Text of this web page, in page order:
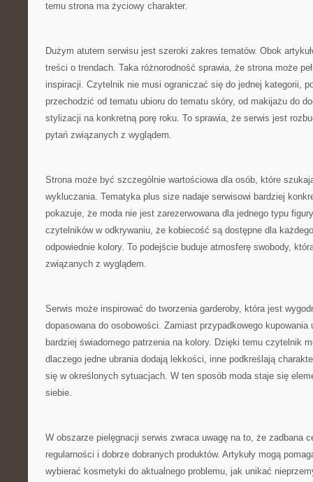
temu strona ma życiowy charakter.
Dużym atutem serwisu jest szeroki zakres tematów. Obok
treści o trendach. Taka różnorodność sprawia, że strona może
inspiracji. Czytelnik nie musi ograniczać się do jednej kategorii,
przechodzić od tematu ubioru do tematu skóry, od makijażu do
stylizacji na konkretną porę roku. To sprawia, że serwis jest
pytań związanych z wyglądem.
Strona może być szczególnie wartościowa dla osób, które
wykluczania. Tematyka plus size nadaje serwisowi bardziej
pokazuje, że moda nie jest zarezerwowana dla jednego typu
czytelników w odkrywaniu, że kobiecość są dostępne dla
odpowiednie kolory. To podejście buduje atmosferę swobody,
związanych z wyglądem.
Serwis może inspirować do tworzenia garderoby, która jest
dopasowana do osobowości. Zamiast przypadkowego kupowania
bardziej świadomego patrzenia na kolory. Dzięki temu czytelnik
dlaczego jedne ubrania dodają lekkości, inne podkreślają
się w określonych sytuacjach. W ten sposób moda staje się
siebie.
W obszarze pielęgnacji serwis zwraca uwagę na to, że zadbana
regularności i dobrze dobranych produktów. Artykuły mogą
wybierać kosmetyki do aktualnego problemu, jak unikać